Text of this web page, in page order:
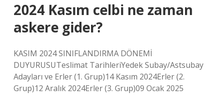
2024 Kasım celbi ne zaman
askere gider?
KASIM 2024 SINIFLANDIRMA DÖNEMİ
DUYURUSUTeslimat TarihleriYedek Subay/Astsubay
Adayları ve Erler (1. Grup)14 Kasım 2024Erler (2.
Grup)12 Aralık 2024Erler (3. Grup)09 Ocak 2025